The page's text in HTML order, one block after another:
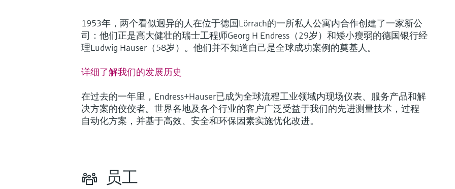
1953年，两个看似迥异的人在位于德国Lörrach的一所私人公寓内合作创建了一家新公
司：他们正是高大健壮的瑞士工程师Georg H Endress（29岁）和矮小瘦弱的德国银行经
理Ludwig Hauser（58岁）。他们并不知道自己是全球成功案例的奠基人。
详细了解我们的发展历史
在过去的一年里，Endress+Hauser已成为全球流程工业领域内现场仪表、服务产品和解
决方案的佼佼者。世界各地及各个行业的客户广泛受益于我们的先进测量技术，过程
自动化方案，并基于高效、安全和环保因素实施优化改进。
员工